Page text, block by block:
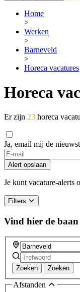
Home
>
Werken
>
Barneveld
>
Horeca vacatures
Horeca
Er zijn 23 horeca
Ja, email mij de
If
you
are
a
ignore
this
field
Alert opslaan
Je kunt vacature-alerts
Filters
Vind hier de
Zoeken Zoeken
Afstanden